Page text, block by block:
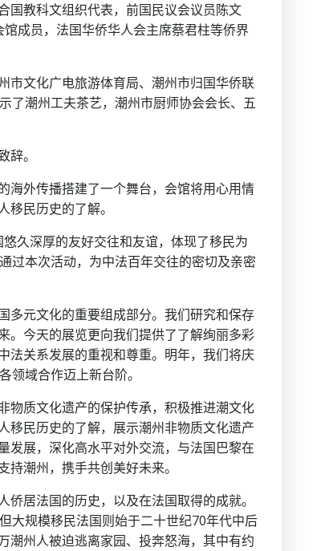
国教科文组织代表，前国民议会议员陈文
成员，法国华侨华人会主席蔡君柱等侨界
市文化广电旅游体育局、潮州市归国华侨联
了潮州工夫茶艺，潮州市厨师协会会长、五
。
海外传播搭建了一个舞台，会馆将用心用情
民历史的了解。
久深厚的友好交往和友谊，体现了移民为
过本次活动，为中法百年交往的密切及亲密
多元文化的重要组成部分。我们研究和保存
。今天的展览更向我们提供了了解绚丽多彩
法关系发展的重视和尊重。明年，我们将庆
域合作迈上新台阶。
物质文化遗产的保护传承，积极推进潮文化
移民历史的了解，展示潮州非物质文化遗产
发展，深化高水平对外交流，与法国巴黎在
潮州，携手共创美好未来。
居法国的历史，以及在法国取得的成就。
大规模移民法国则始于二十世纪70年代中后
潮州人被迫逃离家园、投奔怒海，其中有约